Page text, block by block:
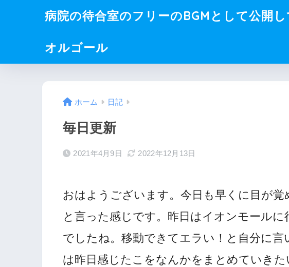
病院の待合室のフリーのBGMとして公開し
オルゴール
ホーム 日記
毎日更新
2021年4月9日 2022年12月13日
おはようございます。今日も早くに目が
と言った感じです。昨日はイオンモール
でしたね。移動できてエラい！と自分に言
は昨日感じたこをなんかをまとめていきた